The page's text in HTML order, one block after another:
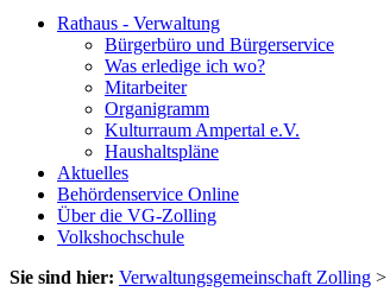
Rathaus - Verwaltung
Bürgerbüro und Bürgerservice
Was erledige ich wo?
Mitarbeiter
Organigramm
Kulturraum Ampertal e.V.
Haushaltspläne
Aktuelles
Behördenservice Online
Über die VG-Zolling
Volkshochschule
Sie sind hier: Verwaltungsgemeinschaft Zolling >